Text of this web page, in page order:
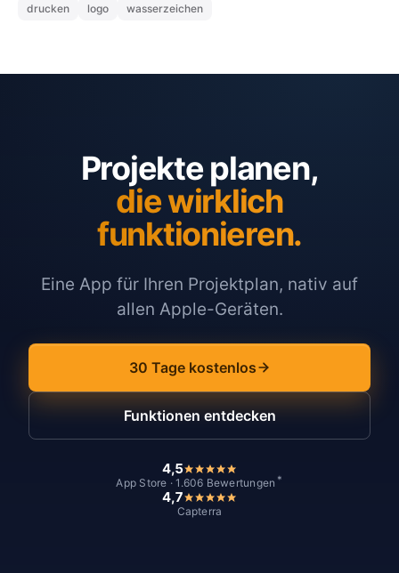
drucken logo wasserzeichen
Projekte planen,
die wirklich
funktionieren.
Eine App für Ihren Projektplan, nativ auf
allen Apple-Geräten.
30 Tage kostenlos
Funktionen entdecken
4,5
App Store · 1.606 Bewertungen *
4,7
Capterra